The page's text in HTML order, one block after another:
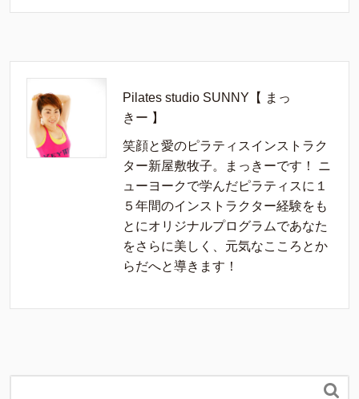
Pilates studio SUNNY【 まっ
きー 】
笑顔と愛のピラティスインストラク
ター新屋敷牧子。まっきーです！ ニ
ューヨークで学んだピラティスに１
５年間のインストラクター経験をも
とにオリジナルプログラムであなた
をさらに美しく、元気なこころとか
らだへと導きます！
